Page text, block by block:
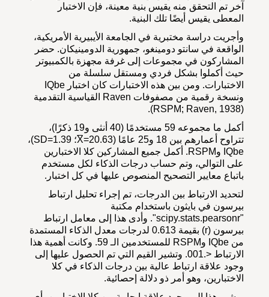
آخر تم التحقق منه يقيس بنية معينة، فإن الاختبار
المعطى يقيس أيضًا تلك البنية.
وأجريت دراسة مختبرية في الجامعة الأيبيرية الأمريكية،
الواقعة في سانتو دومينغو، جمهورية الدومينيكان. حضر
المشاركون في مجموعات إلى غرفة مجهزة بالكمبيوتر
حيث أكملوا بشكل فردي ومستقل سلسلة من
الاختبارات. ومن بين هذه الاختبارات كان اختبار IQbe
ونسخة رقمية من مصفوفات Raven القياسية التقدمية
أكمل ما مجموعه 59 مستخدمًا (40 أنثى و19 ذكرًا)،
تتراوح أعمارهم بين 18 و25 عامًا (X̅=20.63؛ SD=1.39)،
IQbe وRSPM. أكمل جميع المشاركين كلا الاختبارين
على التوالي، وتم حساب درجات الذكاء لكل مستخدم
باتباع معايير التصحيح المنصوص عليها في كل اختبار.
لتحديد الارتباط بين الدرجات، تم إجراء تحليل ارتباط
بيرسون في بايثون باستخدام مكتبة
"scipy.stats.pearsonr". وأدى هذا إلى معامل ارتباط
بيرسون (r) بقيمة 0.613 لدرجات معدل الذكاء المستمدة
من IQbe وRSPM للمستخدمين الـ 59. وكانت أهمية هذا
الارتباط <.001. وتشير القيم التي تم الحصول عليها إلى
وجود علاقة ارتباط عالية بين درجات الذكاء في كلا
الاختبارين، وهو أمر ذو دلالة إحصائية.